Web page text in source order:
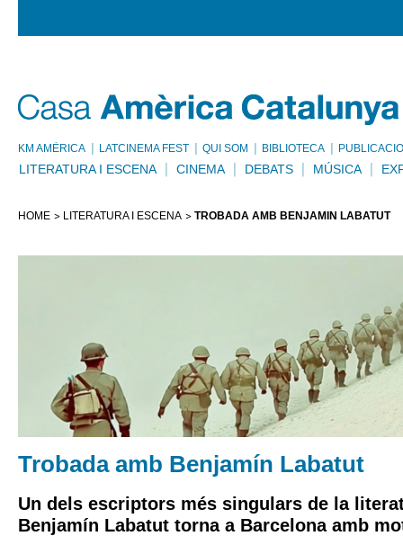
KM AMÈRICA LATCINEMA FEST QUI SOM BIBLIOTECA
LITERATURA I ESCENA CINEMA DEBATS MÚSICA
HOME LITERATURA I ESCENA TROBADA AMB BENJAMÍN LABATUT
Trobada amb Benjamín Labatut
Un dels escriptors més singulars de la
Benjamín Labatut torna a Barcelona amb